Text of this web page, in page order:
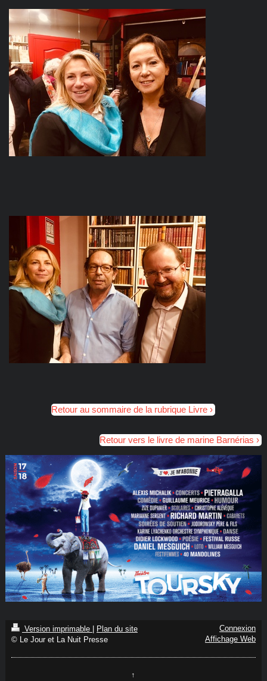
Retour au sommaire de la rubrique Livre
Retour vers le livre de marine Barnérias
Version imprimable | Plan du site
© Le Jour et La Nuit Presse
Connexion
Affichage Web
↑